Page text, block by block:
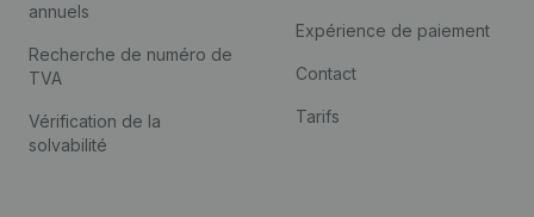
annuels
Recherche de numéro de
TVA
Vérification de la
solvabilité
Expérience de paiement
Contact
Tarifs